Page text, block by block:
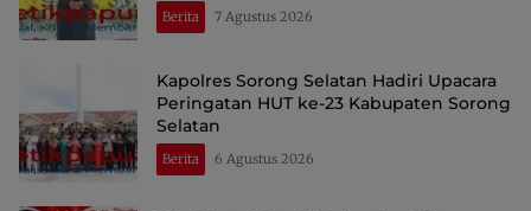
Berita 7 Agustus 2026
Kapolres Sorong Selatan Hadiri Upacara
Peringatan HUT ke-23 Kabupaten Sorong
Selatan
Berita 6 Agustus 2026